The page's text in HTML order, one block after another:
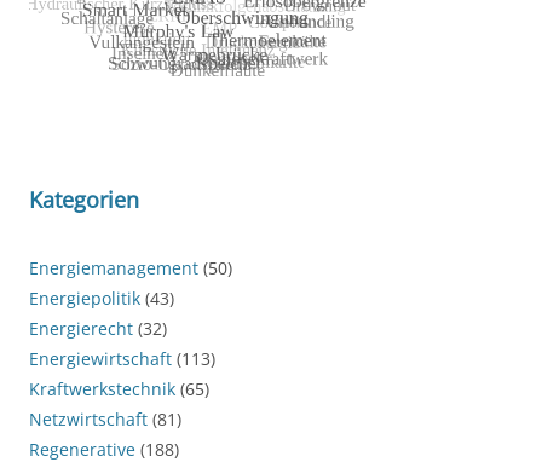
Kategorien
Energiemanagement (50)
Energiepolitik (43)
Energierecht (32)
Energiewirtschaft (113)
Kraftwerkstechnik (65)
Netzwirtschaft (81)
Regenerative (188)